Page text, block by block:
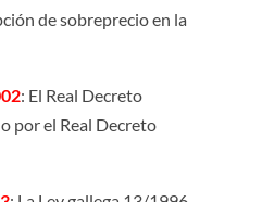
de sobreprecio en la
: El Real Decreto
por el Real Decreto